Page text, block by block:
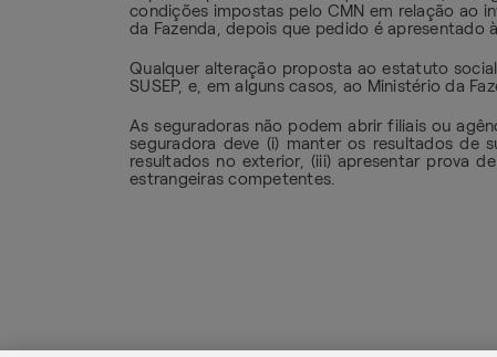
condições impostas pelo CMN em relação ao
da Fazenda, depois que pedido é apresentado
Qualquer alteração proposta ao estatuto
SUSEP, e, em alguns casos, ao Ministério da
As seguradoras não podem abrir filiais ou
seguradora deve (i) manter os resultados de
resultados no exterior, (iii) apresentar prova
estrangeiras competentes.